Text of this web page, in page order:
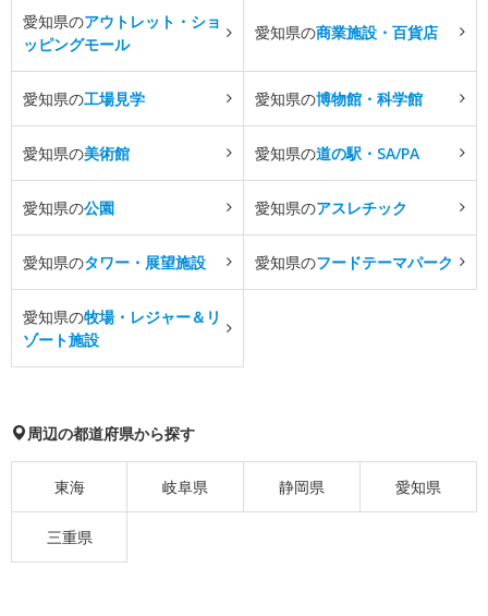
愛知県のアウトレット・ショ
ッピングモール
愛知県の商業施設・百貨店
愛知県の工場見学 愛知県の博物館・科学館
愛知県の美術館 愛知県の道の駅・SA/PA
愛知県の公園 愛知県のアスレチック
愛知県のタワー・展望施設 愛知県のフードテーマパーク
愛知県の牧場・レジャー＆リ
ゾート施設
周辺の都道府県から探す
東海 岐阜県 静岡県 愛知県
三重県